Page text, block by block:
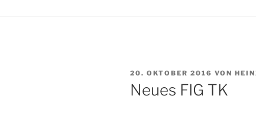
VERÖFFENTLICHT
AM
20. OKTOBER 2016 VON
Neues FIG TK